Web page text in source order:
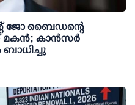
ജോ ബൈഡന്റെ
മകന്‍; കാന്‍സര്‍